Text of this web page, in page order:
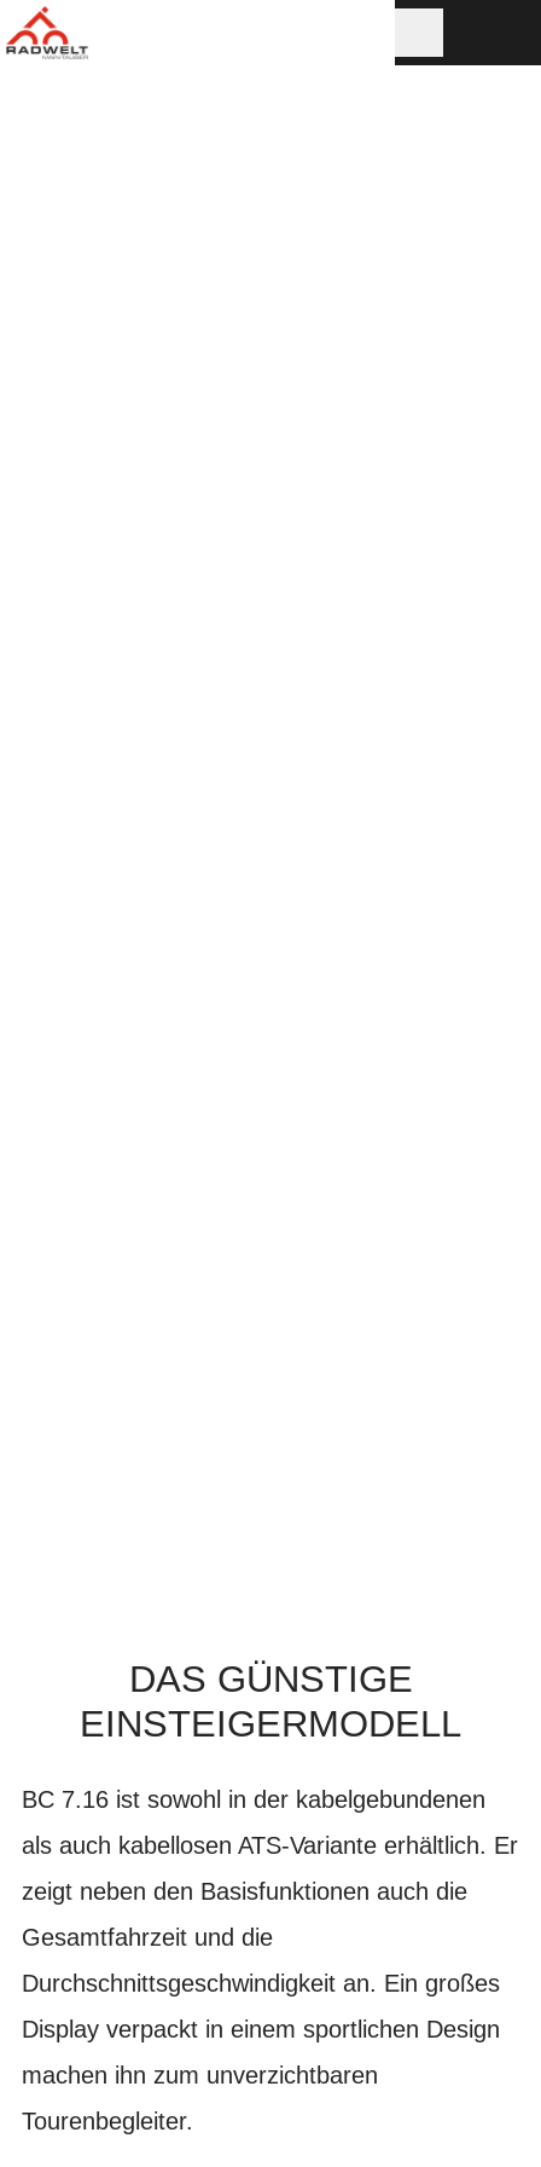
DAS GÜNSTIGE
EINSTEIGERMODELL
BC 7.16 ist sowohl in der kabelgebundenen
als auch kabellosen ATS-Variante erhältlich. Er
zeigt neben den Basisfunktionen auch die
Gesamtfahrzeit und die
Durchschnittsgeschwindigkeit an. Ein großes
Display verpackt in einem sportlichen Design
machen ihn zum unverzichtbaren
Tourenbegleiter.